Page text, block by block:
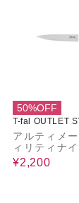
50%OFF
T-fal OUTLET
アルティメ
ィリティナ
ｍ
¥2,200